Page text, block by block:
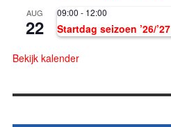
AUG
22
09:00 - 12:00
Startdag seizoen ’26/’27
Bekijk kalender